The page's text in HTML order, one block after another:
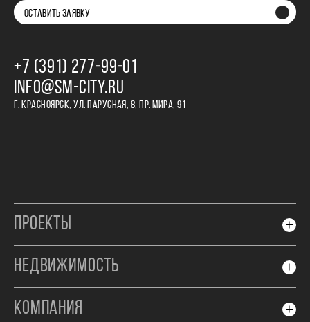
ОСТАВИТЬ ЗАЯВКУ
+7 (391) 277‒99‒01
INFO@SM-CITY.RU
Г. КРАСНОЯРСК, УЛ. ПАРУСНАЯ, 8, ПР. МИРА, 91
ПРОЕКТЫ
НЕДВИЖИМОСТЬ
КОМПАНИЯ